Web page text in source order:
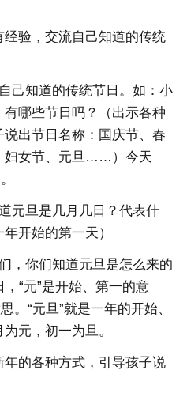
验，交流自己知道的传统
己知道的传统节日。如：小
哪些节日吗？（出示各种
出节日名称：国庆节、春
妇女节、元旦……）今天
元旦是几月几日？代表什
开始的第一天）
，你们知道元旦是怎么来的
“元”是开始、第一的意
。“元旦”就是一年的开始、
元，初一为旦。
的各种方式，引导孩子说